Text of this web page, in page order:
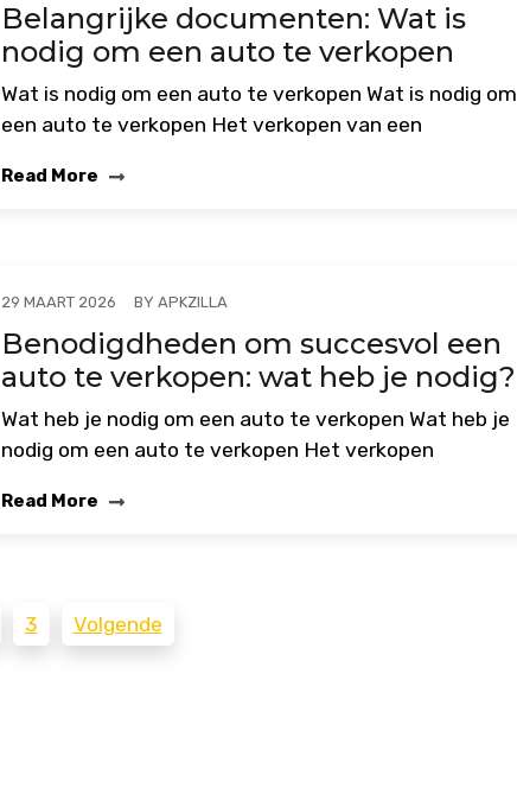
Belangrijke documenten: Wat is
nodig om een auto te verkopen
Wat is nodig om een auto te verkopen Wat is nodig om
een auto te verkopen Het verkopen van een
Read More
29 MAART 2026 BYAPKZILLA
Benodigdheden om succesvol een
auto te verkopen: wat heb je nodig?
Wat heb je nodig om een auto te verkopen Wat heb je
nodig om een auto te verkopen Het verkopen
Read More
3 Volgende